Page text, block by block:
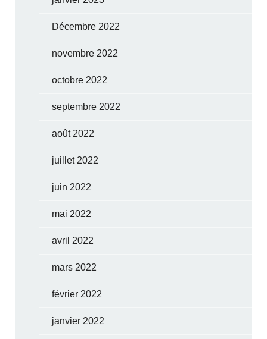
Décembre 2022
novembre 2022
octobre 2022
septembre 2022
août 2022
juillet 2022
juin 2022
mai 2022
avril 2022
mars 2022
février 2022
janvier 2022